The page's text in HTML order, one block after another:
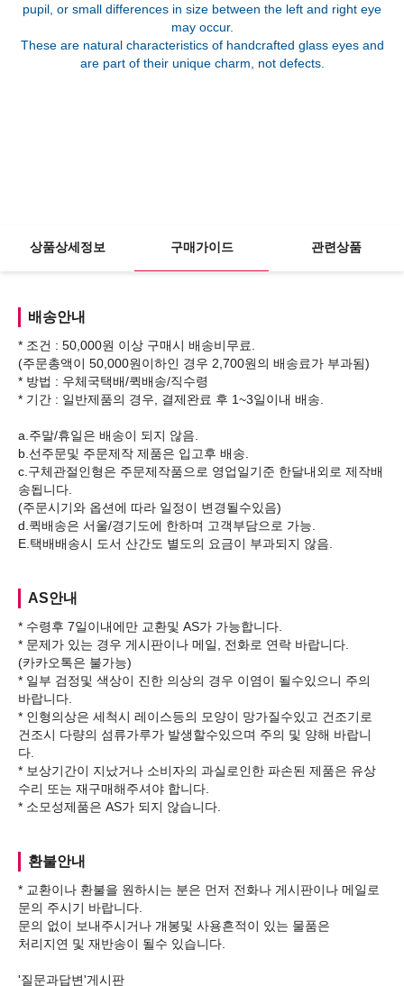
pupil, or small differences in size between the left and right eye
may occur.
These are natural characteristics of handcrafted glass eyes and
are part of their unique charm, not defects.
상품상세정보 구매가이드 관련상품
배송안내
* 조건 : 50,000원 이상 구매시 배송비무료.
(주문총액이 50,000원이하인 경우 2,700원의 배송료가 부과됨)
* 방법 : 우체국택배/퀵배송/직수령
* 기간 : 일반제품의 경우, 결제완료 후 1~3일이내 배송.
a.주말/휴일은 배송이 되지 않음.
b.선주문및 주문제작 제품은 입고후 배송.
c.구체관절인형은 주문제작품으로 영업일기준 한달내외로 제작배
송됩니다.
(주문시기와 옵션에 따라 일정이 변경될수있음)
d.퀵배송은 서울/경기도에 한하며 고객부담으로 가능.
AS안내
* 수령후 7일이내에만 교환및 AS가 가능합니다.
* 문제가 있는 경우 게시판이나 메일, 전화로 연락 바랍니다.
(카카오톡은 불가능)
* 일부 검정및 색상이 진한 의상의 경우 이염이 될수있으니 주의
바랍니다.
* 인형의상은 세척시 레이스등의 모양이 망가질수있고 건조기로
건조시 다량의 섬류가루가 발생할수있으며 주의 및 양해 바랍니
다.
* 보상기간이 지났거나 소비자의 과실로인한 파손된 제품은 유상
수리 또는 재구매해주셔야 합니다.
환불안내
* 교환이나 환불을 원하시는 분은 먼저 전화나 게시판이나 메일로
문의 주시기 바랍니다.
문의 없이 보내주시거나 개봉및 사용흔적이 있는 물품은
처리지연 및 재반송이 될수 있습니다.
'질문과답변'게시판